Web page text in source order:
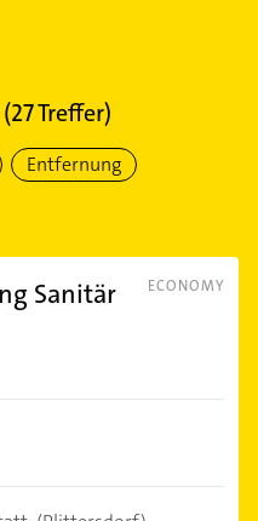
(27Treffer)
Entfernung
ECONOMY
Sanitär